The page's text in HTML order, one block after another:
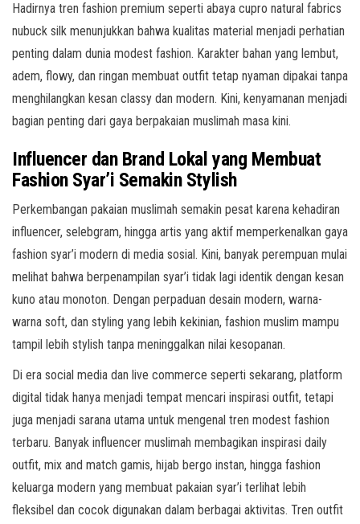
Hadirnya tren fashion premium seperti abaya cupro natural fabrics
nubuck silk menunjukkan bahwa kualitas material menjadi perhatian
penting dalam dunia modest fashion. Karakter bahan yang lembut,
adem, flowy, dan ringan membuat outfit tetap nyaman dipakai tanpa
menghilangkan kesan classy dan modern. Kini, kenyamanan menjadi
bagian penting dari gaya berpakaian muslimah masa kini.
Influencer dan Brand Lokal yang Membuat
Fashion Syar’i Semakin Stylish
Perkembangan pakaian muslimah semakin pesat karena kehadiran
influencer, selebgram, hingga artis yang aktif memperkenalkan gaya
fashion syar’i modern di media sosial. Kini, banyak perempuan mulai
melihat bahwa berpenampilan syar’i tidak lagi identik dengan kesan
kuno atau monoton. Dengan perpaduan desain modern, warna-
warna soft, dan styling yang lebih kekinian, fashion muslim mampu
tampil lebih stylish tanpa meninggalkan nilai kesopanan.
Di era social media dan live commerce seperti sekarang, platform
digital tidak hanya menjadi tempat mencari inspirasi outfit, tetapi
juga menjadi sarana utama untuk mengenal tren modest fashion
terbaru. Banyak influencer muslimah membagikan inspirasi daily
outfit, mix and match gamis, hijab bergo instan, hingga fashion
keluarga modern yang membuat pakaian syar’i terlihat lebih
fleksibel dan cocok digunakan dalam berbagai aktivitas. Tren outfit